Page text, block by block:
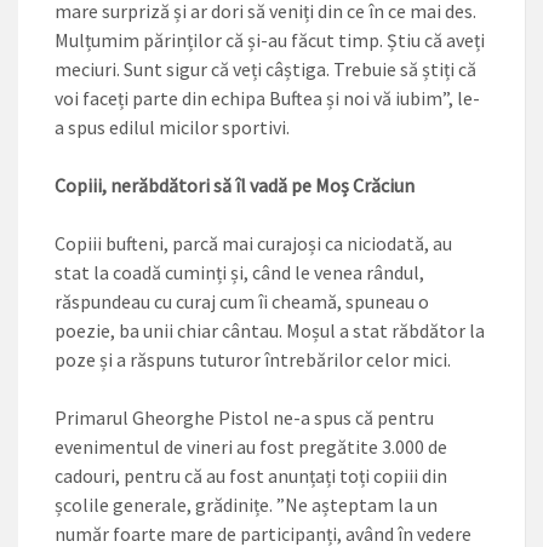
mare surpriză și ar dori să veniți din ce în ce mai des.
Mulțumim părinților că și-au făcut timp. Știu că aveți
meciuri. Sunt sigur că veți câștiga. Trebuie să știți că
voi faceți parte din echipa Buftea și noi vă iubim”, le-
a spus edilul micilor sportivi.
Copiii, nerăbdători să îl vadă pe Moș Crăciun
Copiii bufteni, parcă mai curajoși ca niciodată, au
stat la coadă cuminți și, când le venea rândul,
răspundeau cu curaj cum îi cheamă, spuneau o
poezie, ba unii chiar cântau. Moșul a stat răbdător la
poze și a răspuns tuturor întrebărilor celor mici.
Primarul Gheorghe Pistol ne-a spus că pentru
evenimentul de vineri au fost pregătite 3.000 de
cadouri, pentru că au fost anunțați toți copiii din
școlile generale, grădinițe. ”Ne așteptam la un
număr foarte mare de participanți, având în vedere